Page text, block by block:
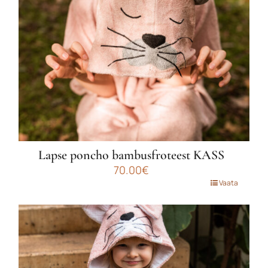
tootelehel.
Lapse poncho bambusfroteest KASS
70.00€
on
mitu
varianti.
Valikuid
Vaata